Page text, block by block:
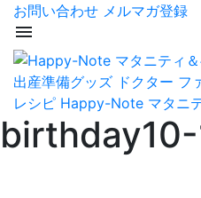
お問い合わせ メルマガ登録
menu
出産準備グッズ ドクター フ
レシピ Happy-Note マタニ
birthday10-